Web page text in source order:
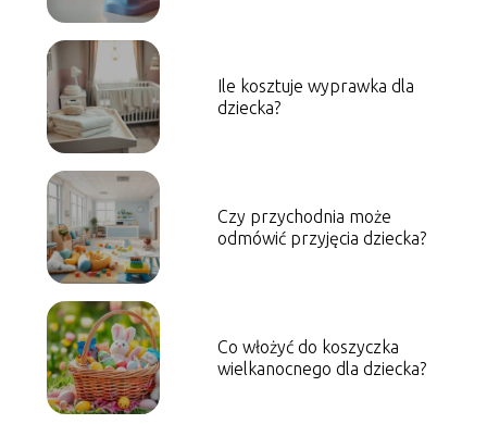
Ile kosztuje wyprawka dla
dziecka?
Czy przychodnia może
odmówić przyjęcia dziecka?
Co włożyć do koszyczka
wielkanocnego dla dziecka?